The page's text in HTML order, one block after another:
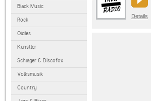
Black Music
Rock
Oldies
Künstler
Schlager & Discofox
Volksmusik
Country
Details